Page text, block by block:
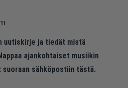
uutiskirje ja tiedät mistä
ajankohtaiset musiikin
sähköpostiin tästä.